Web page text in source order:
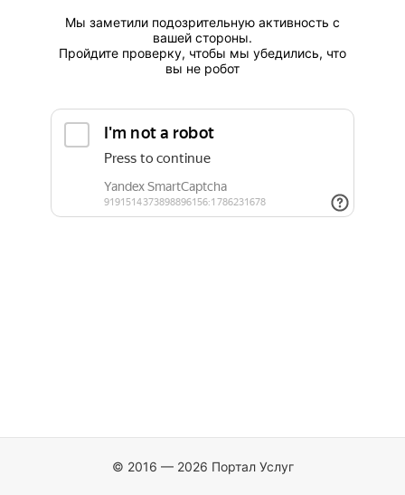
Мы заметили подозрительную активность с
вашей стороны.
Пройдите проверку, чтобы мы убедились, что
вы не робот
© 2016 — 2026 Портал Услуг